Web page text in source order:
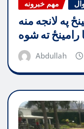
مهم خبرونه
په لانجه منه
ته شوه
Abdullah